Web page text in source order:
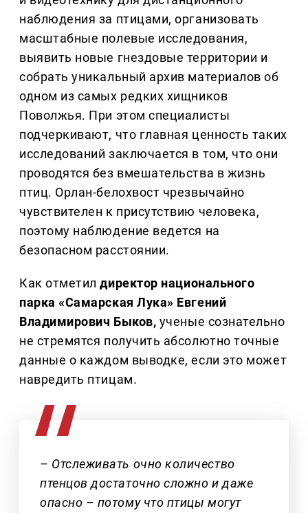
наблюдения за птицами, организовать
масштабные полевые исследования,
выявить новые гнездовые территории и
собрать уникальный архив материалов об
одном из самых редких хищников
Поволжья. При этом специалисты
подчеркивают, что главная ценность таких
исследований заключается в том, что они
проводятся без вмешательства в жизнь
птиц. Орлан-белохвост чрезвычайно
чувствителен к присутствию человека,
поэтому наблюдение ведется на
безопасном расстоянии.
Как отметилдиректор национального
парка «Самарская Лука» Евгений
Владимирович Быков, ученые сознательно
не стремятся получить абсолютно точные
данные о каждом выводке, если это может
навредить птицам.
– Отслеживать очно количество
птенцов достаточно сложно и даже
опасно – потому что птицы могут